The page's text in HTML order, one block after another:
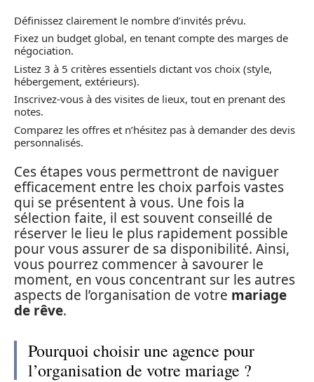
Définissez clairement le nombre d’invités prévu.
Fixez un budget global, en tenant compte des marges de
négociation.
Listez 3 à 5 critères essentiels dictant vos choix (style,
hébergement, extérieurs).
Inscrivez-vous à des visites de lieux, tout en prenant des
notes.
Comparez les offres et n’hésitez pas à demander des devis
personnalisés.
Ces étapes vous permettront de naviguer
efficacement entre les choix parfois vastes
qui se présentent à vous. Une fois la
sélection faite, il est souvent conseillé de
réserver le lieu le plus rapidement possible
pour vous assurer de sa disponibilité. Ainsi,
vous pourrez commencer à savourer le
moment, en vous concentrant sur les autres
aspects de l’organisation de votre mariage
de rêve.
Pourquoi choisir une agence pour
l’organisation de votre mariage ?